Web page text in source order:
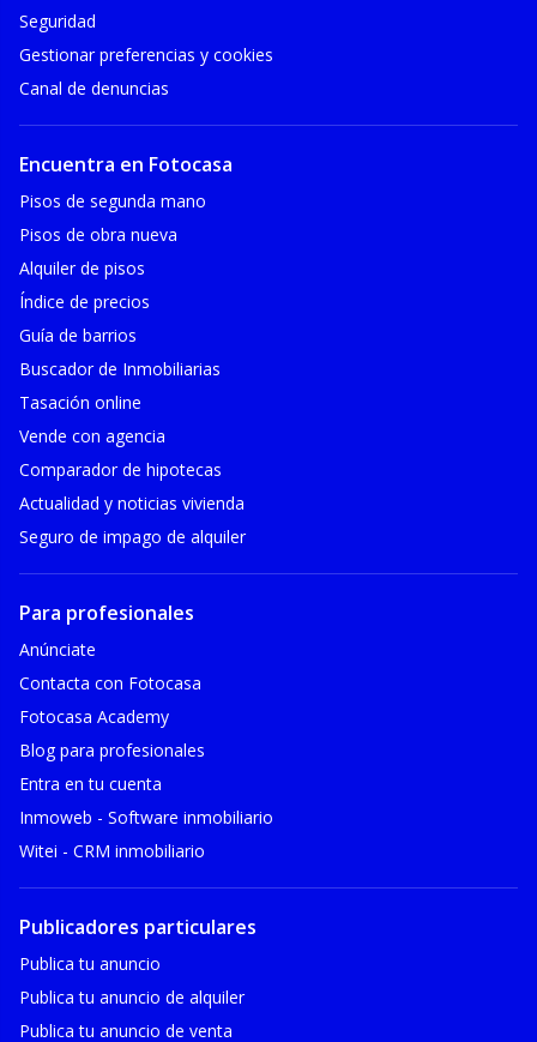
Seguridad
Gestionar preferencias y cookies
Canal de denuncias
Encuentra en Fotocasa
Pisos de segunda mano
Pisos de obra nueva
Alquiler de pisos
Índice de precios
Guía de barrios
Buscador de Inmobiliarias
Tasación online
Vende con agencia
Comparador de hipotecas
Actualidad y noticias vivienda
Seguro de impago de alquiler
Para profesionales
Anúnciate
Contacta con Fotocasa
Fotocasa Academy
Blog para profesionales
Entra en tu cuenta
Inmoweb - Software inmobiliario
Witei - CRM inmobiliario
Publicadores particulares
Publica tu anuncio
Publica tu anuncio de alquiler
Publica tu anuncio de venta